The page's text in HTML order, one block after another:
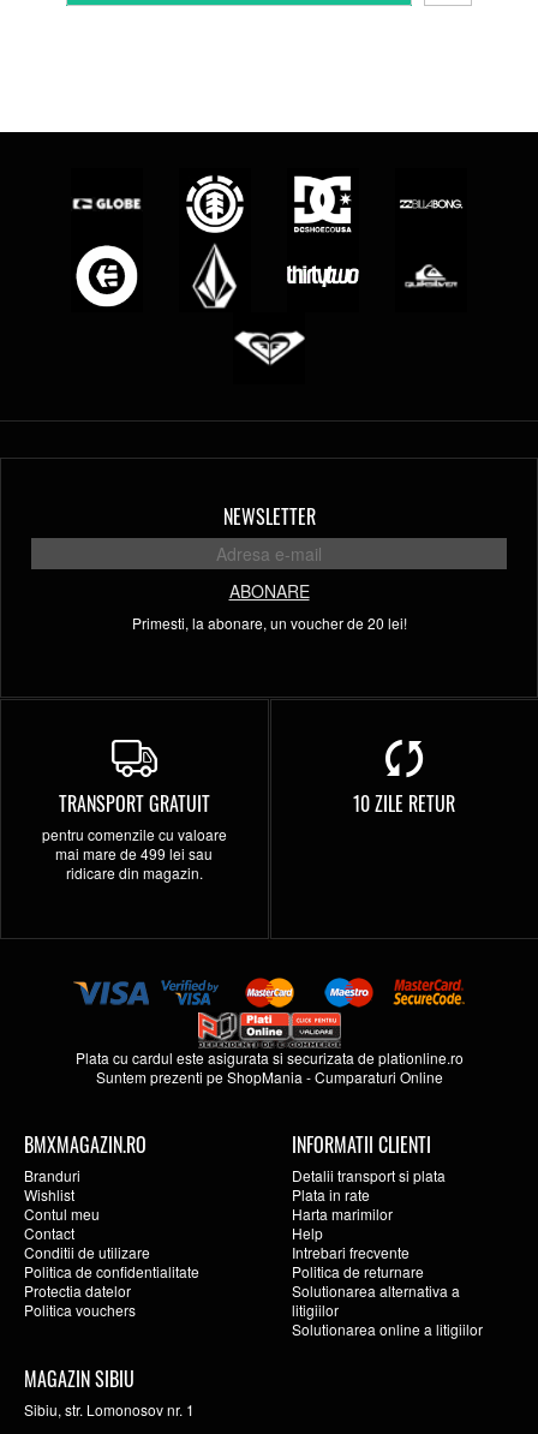
NEWSLETTER
ABONARE
Primesti, la abonare, un voucher de 20 lei!
TRANSPORT GRATUIT
pentru comenzile cu valoare
mai mare de 499 lei sau
ridicare din magazin.
10 ZILE RETUR
Plata cu cardul este asigurata si securizata deplationline.ro
Suntem prezenti peShopMania -Cumparaturi Online
BMXMAGAZIN.RO
Branduri
Wishlist
Contul meu
Contact
Conditii de utilizare
Politica de confidentialitate
Protectia datelor
Politica vouchers
INFORMATII CLIENTI
Detalii transport si plata
Plata in rate
Harta marimilor
Help
Intrebari frecvente
Politica de returnare
Solutionarea alternativa a
litigiilor
Solutionarea online a litigiilor
MAGAZIN SIBIU
Sibiu, str. Lomonosov nr. 1